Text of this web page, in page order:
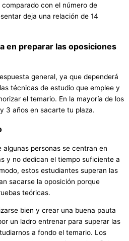
con el número de
deja una relación de 14
en preparar las oposiciones
general, ya que dependerá
técnicas de estudio que emplee y
el temario. En la mayoría de los
3 años en sacarte tu plaza.
algunas personas se centran en
y no dedican el tiempo suficiente a
estos estudiantes superan las
sacarse la oposición porque
teóricas.
bien y crear una buena pauta
un ladro entrenar para superar las
a fondo el temario. Los